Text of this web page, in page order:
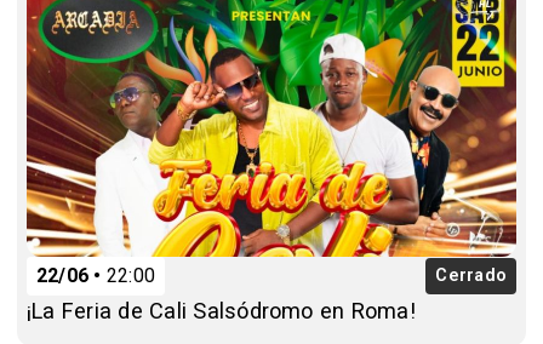
22/06 22:00 Cerrado
¡La Feria de Cali Salsódromo en Roma!